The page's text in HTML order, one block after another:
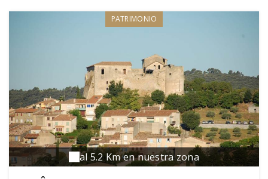
PATRIMONIO
al 5.2 Km en nuestra zona